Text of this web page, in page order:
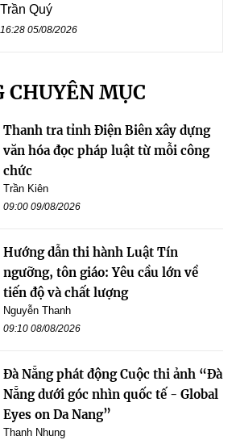
Trần Quý
16:28 05/08/2026
CHUYÊN MỤC
Thanh tra tỉnh Điện Biên xây dựng
văn hóa đọc pháp luật từ mỗi công
chức
Trần Kiên
09:00 09/08/2026
Hướng dẫn thi hành Luật Tín
ngưỡng, tôn giáo: Yêu cầu lớn về
tiến độ và chất lượng
Nguyễn Thanh
09:10 08/08/2026
Đà Nẵng phát động Cuộc thi ảnh “Đà
Nẵng dưới góc nhìn quốc tế - Global
Eyes on Da Nang”
Thanh Nhung